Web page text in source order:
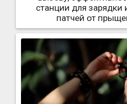
станции для зарядки
патчей от